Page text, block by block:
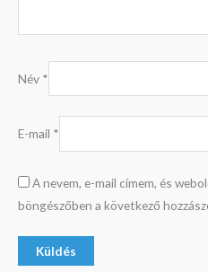
Név *
E-mail *
A nevem, e-mail címem, és
böngészőben a következő